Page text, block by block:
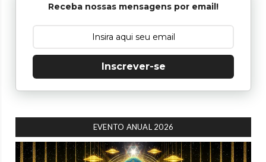
Receba nossas mensagens por email!
Inscrever-se
EVENTO ANUAL 2026